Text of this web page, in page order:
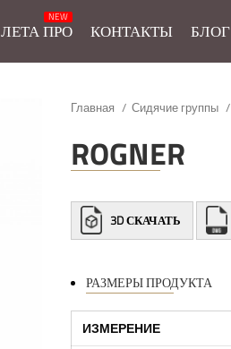
ЛЕТА ПРО КОНТАКТЫ БЛОГ
Главная Сидячие группы
ROGNER
3D СКАЧАТЬ
РАЗМЕРЫ ПРОДУКТА
ИЗМЕРЕНИЕ